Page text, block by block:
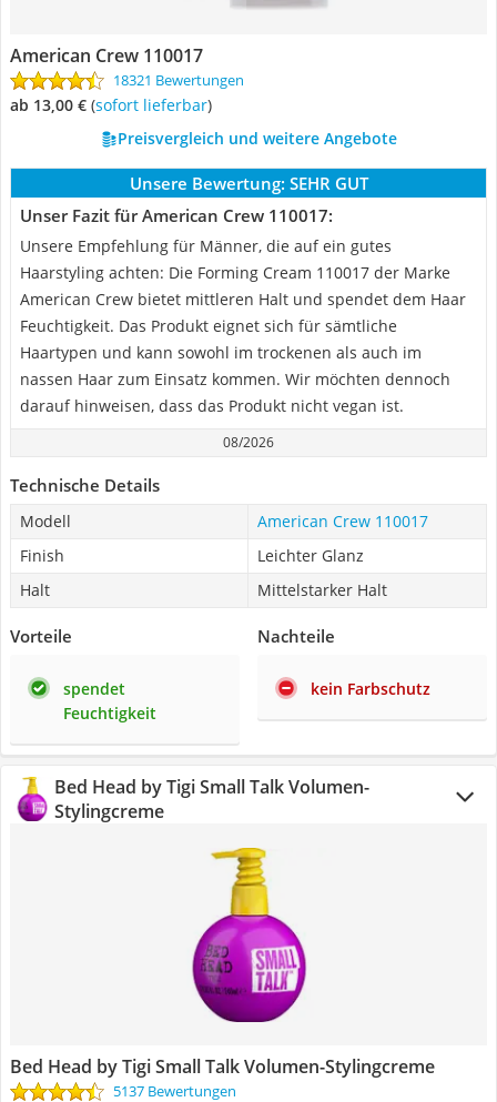
American Crew 110017
18321 Bewertungen
ab 13,00 € ( Sofort lieferbar)
Preisvergleich und weitere Angebote
Unsere Bewertung: SEHR GUT
Unser Fazit für American Crew 110017:
Unsere Empfehlung für Männer, die auf ein gutes
Haarstyling achten: Die Forming Cream 110017 der Marke
American Crew bietet mittleren Halt und spendet dem Haar
Feuchtigkeit. Das Produkt eignet sich für sämtliche
Haartypen und kann sowohl im trockenen als auch im
nassen Haar zum Einsatz kommen. Wir möchten dennoch
darauf hinweisen, dass das Produkt nicht vegan ist.
08/2026
Technische Details
Modell
American Crew 110017
Finish
Leichter Glanz
Halt
Mittelstarker Halt
Vorteile
spendet
Feuchtigkeit
Nachteile
kein Farbschutz
Bed Head by Tigi Small Talk Volumen-
Stylingcreme
Bed Head by Tigi Small Talk Volumen-Stylingcreme
5137 Bewertungen